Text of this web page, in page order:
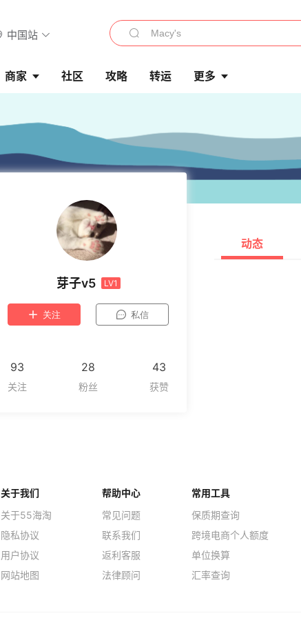
中国站
商家 社区 攻略 转运 更多
芽子v5 LV1
关注 私信
93 28 43
动态
关于我们
关于55海淘
隐私协议
用户协议
网站地图
帮助中心
常见问题
联系我们
返利客服
法律顾问
常用工具
保质期查询
跨境电商个人额度
单位换算
汇率查询